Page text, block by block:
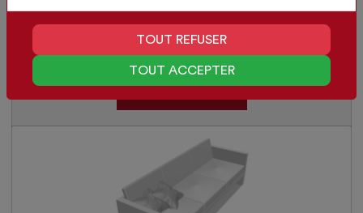
TOUT REFUSER
TOUT ACCEPTER